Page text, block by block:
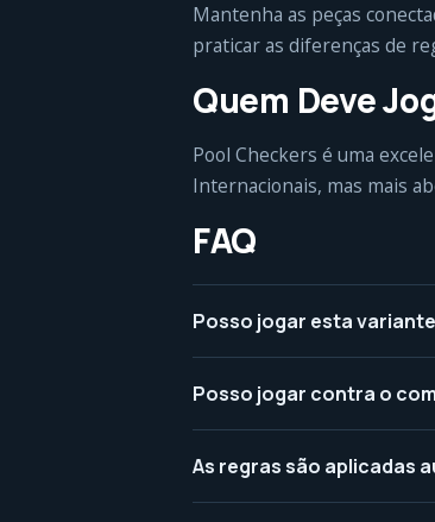
Mantenha as peças
praticar as diferenças de
Quem Deve
Pool Checkers é uma
Internacionais, mas mais
FAQ
Posso jogar esta
Posso jogar contra o
As regras são aplicadas